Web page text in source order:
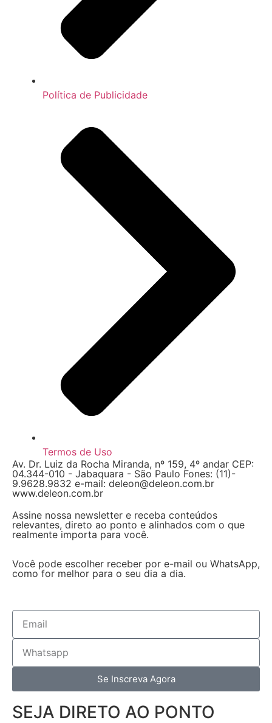
Política de Publicidade
Termos de Uso
Av. Dr. Luiz da Rocha Miranda, nº 159, 4º andar CEP:
04.344-010 - Jabaquara - São Paulo Fones: (11)-
9.9628.9832 e-mail: deleon@deleon.com.br
www.deleon.com.br
Assine nossa newsletter e receba conteúdos
relevantes, direto ao ponto e alinhados com o que
realmente importa para você.
Você pode escolher receber por e-mail ou WhatsApp,
como for melhor para o seu dia a dia.
Se Inscreva Agora
SEJA DIRETO AO PONTO